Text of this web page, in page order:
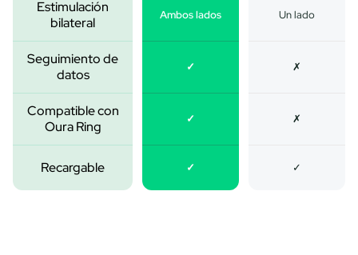
Estimulación
bilateral
Ambos lados Un lado
Seguimiento de
datos
✓ ✗
Compatible con
Oura Ring
✓ ✗
Recargable ✓ ✓